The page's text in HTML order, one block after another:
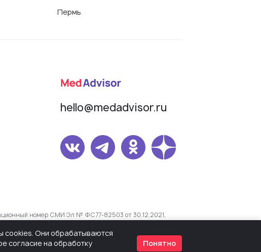
Пермь
hello@medadvisor.ru
номер СМИ Эл № ФС77-82503 от 30.12.2021,
cookies. Они обрабатываются
согласие на обработку
Понятно